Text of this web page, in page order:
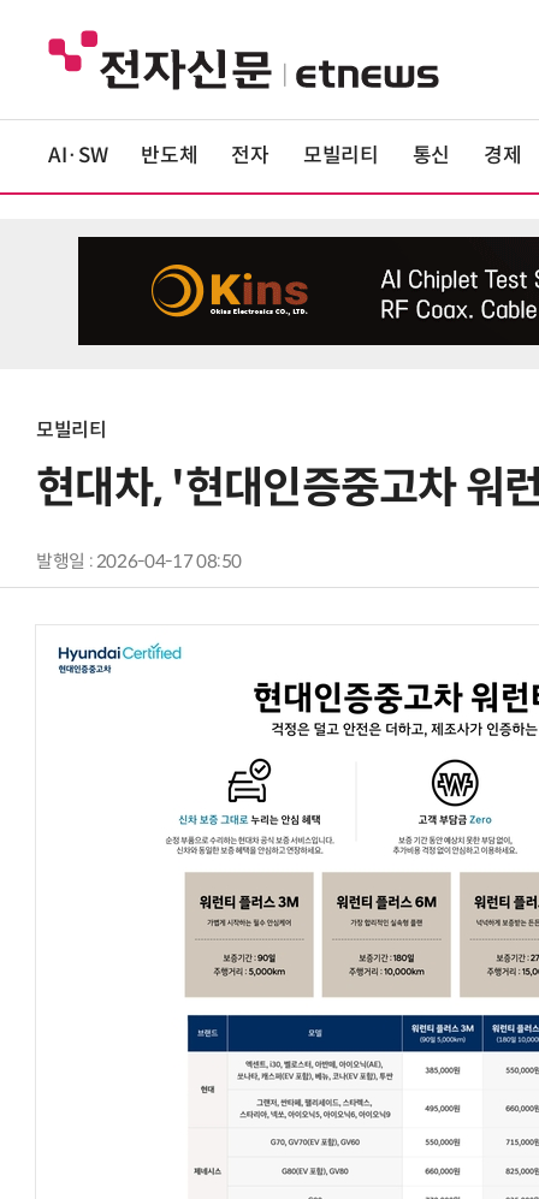
AI·SW 반도체 전자 모빌리티 통신 경제
모빌리티
현대차, '현대인증중고차 워
발행일 : 2026-04-17 08:50